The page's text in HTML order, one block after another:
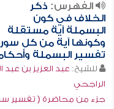
الفهرس: ذكر
الخلاف في كون
البسملة آية مستقلة
وكونها آية من كل
تفسير البسملة
للشيخ: عبد العزيز بن عبد
الراجحي
جزء من محاضرة ( تفسير